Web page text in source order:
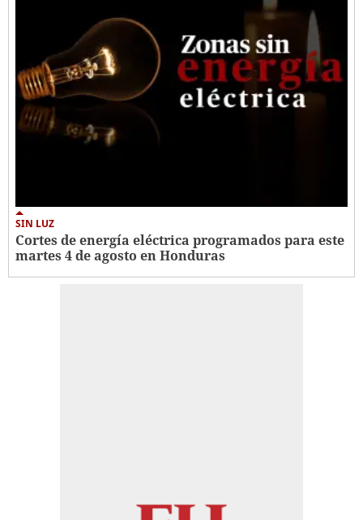
SIN LUZ
Cortes de energía eléctrica programados para este
martes 4 de agosto en Honduras